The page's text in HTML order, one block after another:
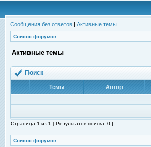
Сообщения без ответов | Активные темы
Список форумов
Активные темы
Поиск
Темы Автор
Страница 1 из 1 [ Результатов поиска: 0 ]
Список форумов